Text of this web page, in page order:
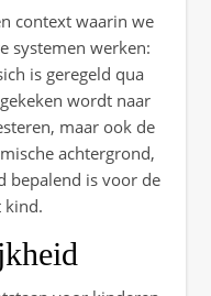
context waarin we
systemen werken:
is geregeld qua
wordt naar
maar ook de
achtergrond,
bepalend is voor de
kind.